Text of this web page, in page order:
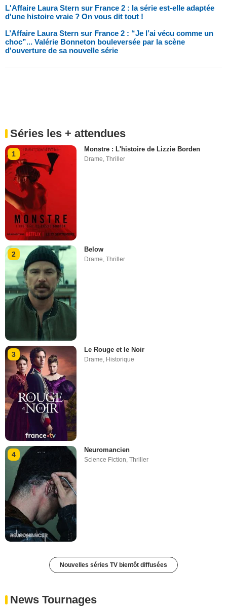
L'Affaire Laura Stern sur France 2 : la série est-elle adaptée
d'une histoire vraie ? On vous dit tout !
L’Affaire Laura Stern sur France 2 : “Je l’ai vécu comme un
choc”... Valérie Bonneton bouleversée par la scène
d'ouverture de sa nouvelle série
Séries les + attendues
1
Monstre : L'histoire de Lizzie Borden
Drame ,Thriller
2
Below
Drame,Thriller
3
Le Rouge et le Noir
Drame, Historique
4
Neuromancien
Science Fiction,Thriller
Nouvelles séries TV bientôt diffusées
News Tournages